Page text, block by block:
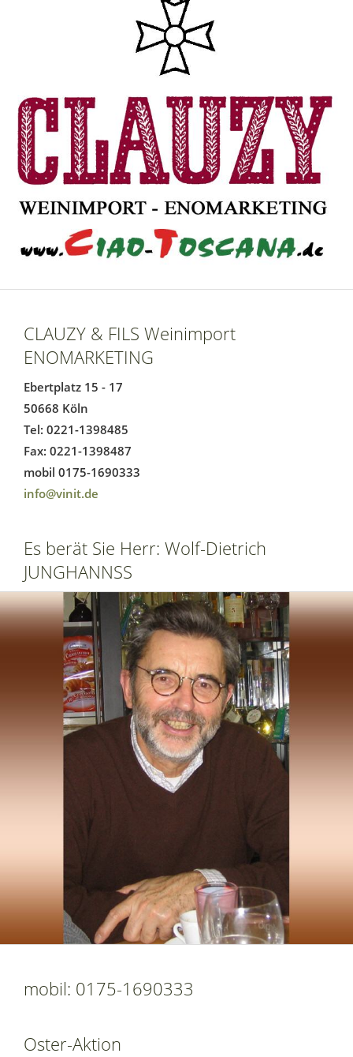
CLAUZY & FILS Weinimport
ENOMARKETING
Ebertplatz 15 - 17
50668 Köln
Tel: 0221-1398485
Fax: 0221-1398487
mobil 0175-1690333
info@vinit.de
Es berät Sie Herr: Wolf-Dietrich
JUNGHANNSS
mobil: 0175-1690333
Oster-Aktion